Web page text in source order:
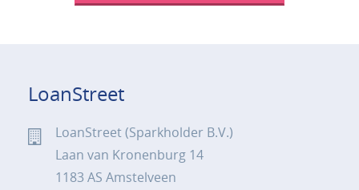
LoanStreet
LoanStreet (Sparkholder B.V.)
Laan van Kronenburg 14
1183 AS Amstelveen